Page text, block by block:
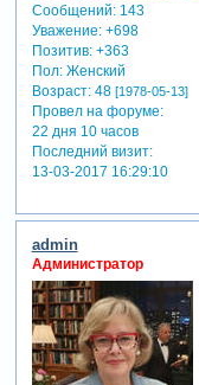
Сообщений:143
Уважение: +698
Позитив: +363
Пол:Женский
Возраст:48 [1978-05-13]
Провел на форуме:
22 дня 10 часов
Последний визит:
13-03-2017 16:29:10
admin
Администратор